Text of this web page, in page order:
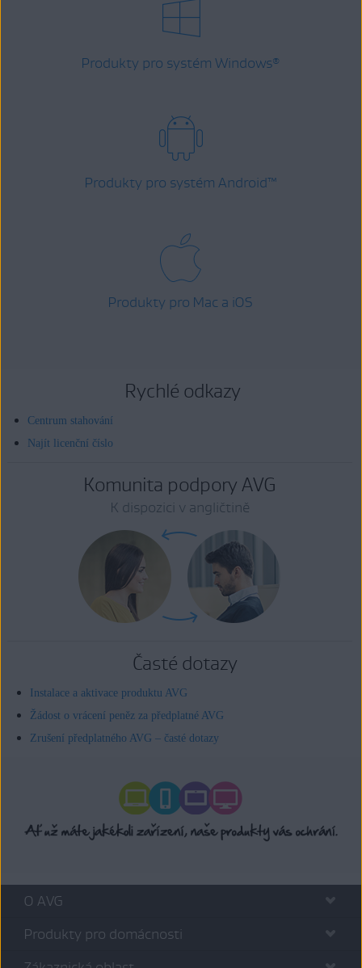
Produkty pro systém Windows®
Produkty pro systém Android™
Produkty pro Mac a iOS
Rychlé odkazy
Centrum stahování
Najít licenční číslo
Komunita podpory AVG
K dispozici v angličtině
Časté dotazy
Instalace a aktivace produktu AVG
Žádost o vrácení peněz za předplatné AVG
Zrušení předplatného AVG – časté dotazy
O AVG
Produkty pro domácnosti